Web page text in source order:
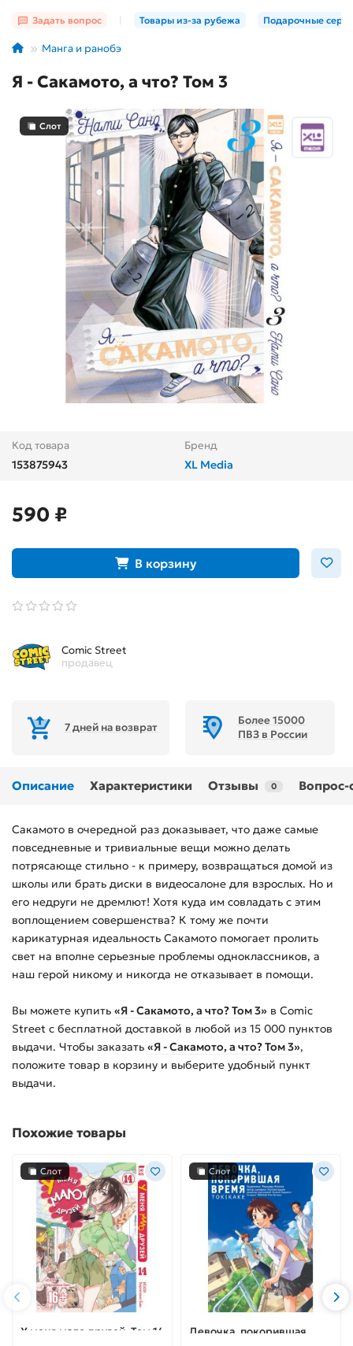
Задать вопрос Товары из-за рубежа Подарочные
Манга и ранобэ
Я - Сакамото, а что? Том 3
Слот
Код товара
153875943
Бренд
XL Media
590 ₽
В корзину
Comic Street
продавец
7 дней на возврат
Более 15000
ПВЗ в России
Описание Характеристики Отзывы 0 Вопрос-
Сакамото в очередной раз доказывает, что даже самые
повседневные и тривиальные вещи можно делать
потрясающе стильно - к примеру, возвращаться домой из
школы или брать диски в видеосалоне для взрослых. Но и
его недруги не дремлют! Хотя куда им совладать с этим
воплощением совершенства? К тому же почти
карикатурная идеальность Сакамото помогает пролить
свет на вполне серьезные проблемы одноклассников, а
наш герой никому и никогда не отказывает в помощи.
Вы можете купить «Я - Сакамото, а что? Том 3» в Comic
Street с бесплатной доставкой в любой из 15 000 пунктов
выдачи. Чтобы заказать «Я - Сакамото, а что? Том 3»,
положите товар в корзину и выберите удобный пункт
выдачи.
Похожие товары
Слот
У меня мало друзей. Том 14
Слот
Девочка, покорившая